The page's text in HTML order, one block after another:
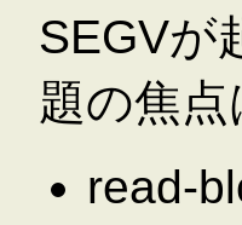
SEGVが
題の焦点
read-